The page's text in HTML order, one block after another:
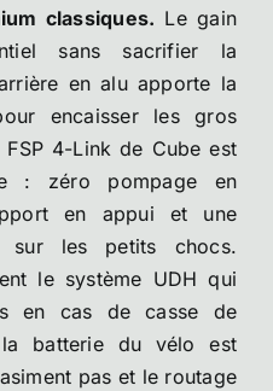
classiques. Le gain
sans sacrifier la
en alu apporte la
encaisser les gros
4-Link de Cube est
: zéro pompage en
en appui et une
sur les petits chocs.
le système UDH qui
en cas de casse de
la batterie du vélo est
pas et le routage